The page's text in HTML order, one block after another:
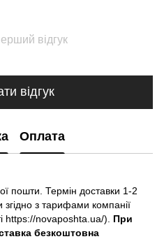
відгук
відгук
Оплата
пошти. Термін доставки 1-2
згідно з тарифами компанії
https://novaposhta.ua/). При
безкоштовна